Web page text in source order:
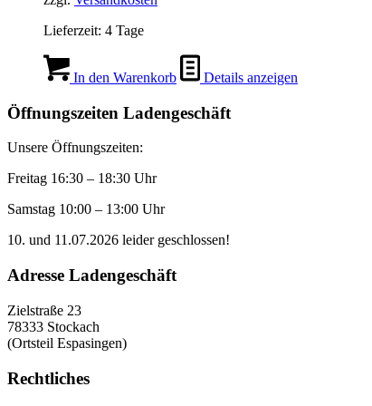
Lieferzeit: 4 Tage
In den Warenkorb Details anzeigen
Öffnungszeiten Ladengeschäft
Unsere Öffnungszeiten:
Freitag 16:30 – 18:30 Uhr
Samstag 10:00 – 13:00 Uhr
10. und 11.07.2026 leider geschlossen!
Adresse Ladengeschäft
Zielstraße 23
78333 Stockach
(Ortsteil Espasingen)
Rechtliches